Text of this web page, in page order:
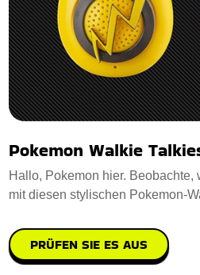
Pokemon Walkie
Hallo, Pokemon hier.
mit diesen stylischen Pokemon-
PRÜFEN SIE ES AUS